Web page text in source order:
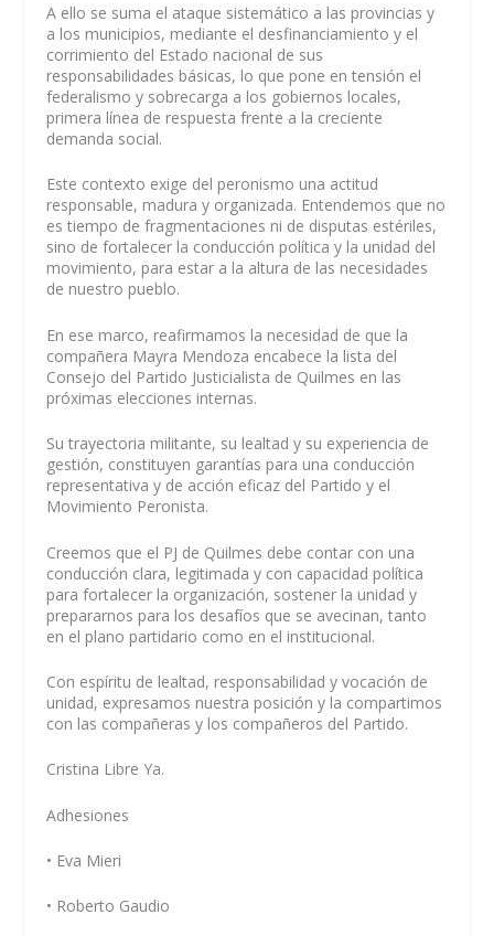
A ello se suma el ataque sistemático a las provincias y
a los municipios, mediante el desfinanciamiento y el
corrimiento del Estado nacional de sus
responsabilidades básicas, lo que pone en tensión el
federalismo y sobrecarga a los gobiernos locales,
primera línea de respuesta frente a la creciente
demanda social.
Este contexto exige del peronismo una actitud
responsable, madura y organizada. Entendemos que no
es tiempo de fragmentaciones ni de disputas estériles,
sino de fortalecer la conducción política y la unidad del
movimiento, para estar a la altura de las necesidades
de nuestro pueblo.
En ese marco, reafirmamos la necesidad de que la
compañera Mayra Mendoza encabece la lista del
Consejo del Partido Justicialista de Quilmes en las
próximas elecciones internas.
Su trayectoria militante, su lealtad y su experiencia de
gestión, constituyen garantías para una conducción
representativa y de acción eficaz del Partido y el
Movimiento Peronista.
Creemos que el PJ de Quilmes debe contar con una
conducción clara, legitimada y con capacidad política
para fortalecer la organización, sostener la unidad y
prepararnos para los desafíos que se avecinan, tanto
en el plano partidario como en el institucional.
Con espíritu de lealtad, responsabilidad y vocación de
unidad, expresamos nuestra posición y la compartimos
con las compañeras y los compañeros del Partido.
Cristina Libre Ya.
Adhesiones
• Eva Mieri
• Roberto Gaudio